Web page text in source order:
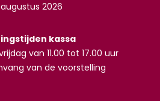
2026
kassa
van 11.00 tot 17.00 uur
van de voorstelling